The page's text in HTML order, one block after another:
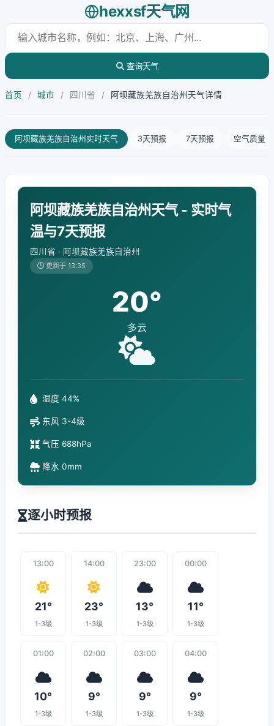
hexxsf天气网
查询天气
首页 / 城市 / 四川省 / 阿坝藏族羌族自治州天气详情
阿坝藏族羌族自治州实时天气 3天预报 7天预报 空气质量
阿坝藏族羌族自治州天气 - 实时气
温与7天预报
四川省 · 阿坝藏族羌族自治州
更新于 13:35
20°
多云
湿度 44%
东风 3-4级
气压 688hPa
降水 0mm
逐小时预报
13:00
21°
1-3级
14:00
23°
1-3级
23:00
13°
1-3级
00:00
11°
1-3级
01:00
10°
1-3级
02:00
9°
1-3级
03:00
9°
1-3级
04:00
9°
1-3级